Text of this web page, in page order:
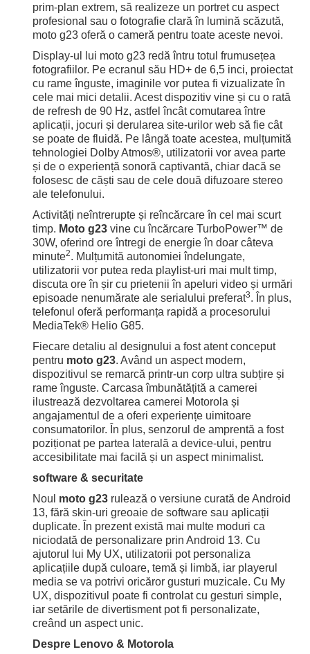
prim-plan extrem, să realizeze un portret cu aspect
profesional sau o fotografie clară în lumină scăzută,
moto g23 oferă o cameră pentru toate aceste nevoi.
Display-ul lui moto g23 redă întru totul frumusețea
fotografiilor. Pe ecranul său HD+ de 6,5 inci, proiectat
cu rame înguste, imaginile vor putea fi vizualizate în
cele mai mici detalii. Acest dispozitiv vine și cu o rată
de refresh de 90 Hz, astfel încât comutarea între
aplicații, jocuri și derularea site-urilor web să fie cât
se poate de fluidă. Pe lângă toate acestea, mulțumită
tehnologiei Dolby Atmos®, utilizatorii vor avea parte
și de o experiență sonoră captivantă, chiar dacă se
folosesc de căști sau de cele două difuzoare stereo
ale telefonului.
Activități neîntrerupte și reîncărcare în cel mai scurt
timp. Moto g23 vine cu încărcare TurboPower™ de
30W, oferind ore întregi de energie în doar câteva
minute2. Mulțumită autonomiei îndelungate,
utilizatorii vor putea reda playlist-uri mai mult timp,
discuta ore în șir cu prietenii în apeluri video și urmări
episoade nenumărate ale serialului preferat3. În plus,
telefonul oferă performanța rapidă a procesorului
MediaTek® Helio G85.
Fiecare detaliu al designului a fost atent conceput
pentru moto g23. Având un aspect modern,
dispozitivul se remarcă printr-un corp ultra subțire și
rame înguste. Carcasa îmbunătățită a camerei
ilustrează dezvoltarea camerei Motorola și
angajamentul de a oferi experiențe uimitoare
consumatorilor. În plus, senzorul de amprentă a fost
poziționat pe partea laterală a device-ului, pentru
accesibilitate mai facilă și un aspect minimalist.
software & securitate
Noul moto g23 rulează o versiune curată de Android
13, fără skin-uri greoaie de software sau aplicații
duplicate. În prezent există mai multe moduri ca
niciodată de personalizare prin Android 13. Cu
ajutorul lui My UX, utilizatorii pot personaliza
aplicațiile după culoare, temă și limbă, iar playerul
media se va potrivi oricăror gusturi muzicale. Cu My
UX, dispozitivul poate fi controlat cu gesturi simple,
iar setările de divertisment pot fi personalizate,
creând un aspect unic.
Despre Lenovo & Motorola